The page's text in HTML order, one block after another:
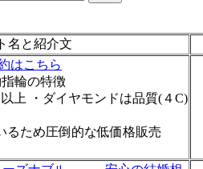
名と紹介文
はこちら
輪の特徴
上 ・ダイヤモンドは品質(４C)
るため圧倒的な低価格販売